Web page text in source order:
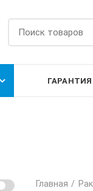
Главная